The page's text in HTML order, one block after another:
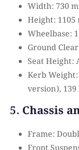
Width: 730
Height: 1105
Wheelbase:
Ground
Seat Height:
Kerb
version),
5. Chassis
Frame: